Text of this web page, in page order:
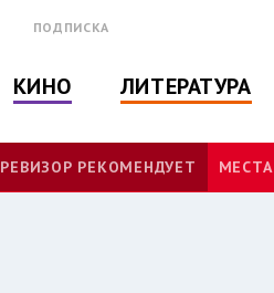
ПОДПИСКА
КИНО ЛИТЕРАТУРА
РЕВИЗОР РЕКОМЕНДУЕТ МЕСТА